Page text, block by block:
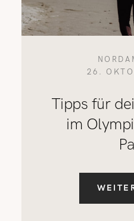
26.
Tipps für
im